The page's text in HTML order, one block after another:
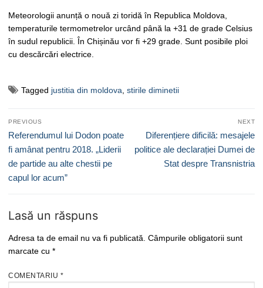
Meteorologii anunță o nouă zi toridă în Republica Moldova,
temperaturile termometrelor urcând până la +31 de grade Celsius
în sudul republicii. În Chișinău vor fi +29 grade. Sunt posibile ploi
cu descărcări electrice.
Tagged justitia din moldova stirile diminetii
Navigare
în
articole
PREVIOUS
Previous
post:
Referendumul lui Dodon poate
fi amânat pentru 2018. „Liderii
de partide au alte chestii pe
capul lor acum”
NEXT
Next
post:
Diferențiere dificilă: mesajele
politice ale declarației Dumei de
Stat despre Transnistria
Lasă un răspuns
Adresa ta de email nu va fi publicată. Câmpurile obligatorii sunt
marcate cu *
COMENTARIU *